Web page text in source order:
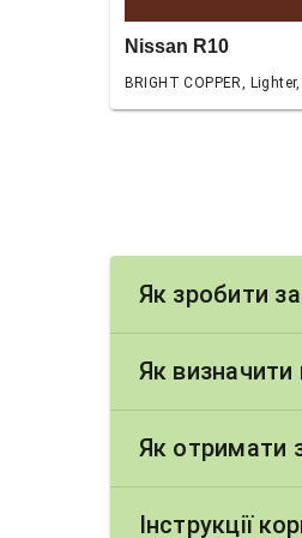
Nissan R10
BRIGHT COPPER,
Як зробити
Як визначити
Як отримати
Інструкції